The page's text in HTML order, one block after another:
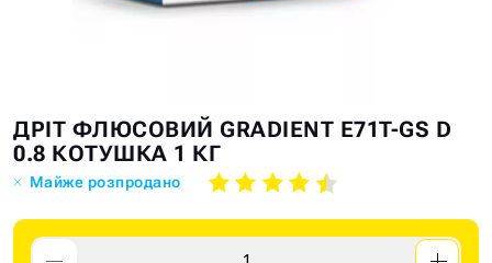
Skip
to
the
of
the
Skip
to
the
beginning
of
the
ДРІТ ФЛЮСОВИЙ GRADIENT E71T-GS D
0.8 КОТУШКА 1 КГ
Майже розпродано